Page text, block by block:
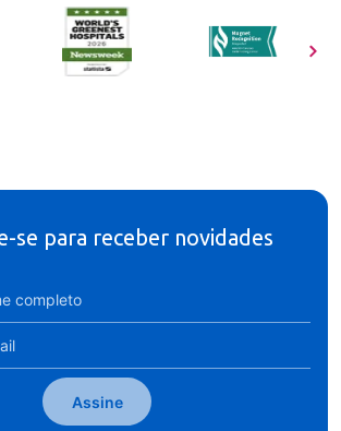
se para receber novidades
Assine